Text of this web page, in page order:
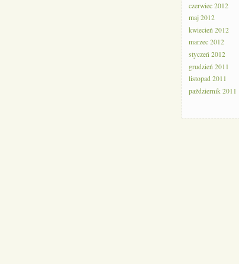
czerwiec 2012
maj 2012
kwiecień 2012
marzec 2012
styczeń 2012
grudzień 2011
listopad 2011
październik 2011